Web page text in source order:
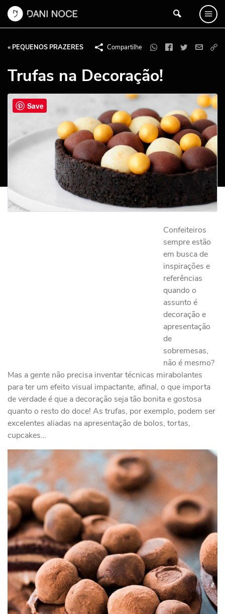
« PEQUENOS PRAZERES Compartilhe
Trufas na Decoração!
Confeiteiros
sempre estão
em busca de
inspirações e
referências
quando o
assunto é
decoração e
apresentação
de
sobremesas,
não é mesmo?
Mas a gente não precisa inventar técnicas mirabolantes
para ter um efeito visual impactante, afinal, o que importa
de verdade é que a decoração seja tão bonita e gostosa
quanto o resto do doce! As trufas, por exemplo, podem ser
excelentes aliadas na apresentação de bolos, tortas,
cupcakes…
Save